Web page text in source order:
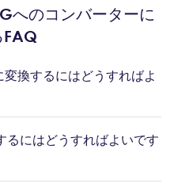
へのコンバーターに
FAQ
換するにはどうすればよ
にはどうすればよいです